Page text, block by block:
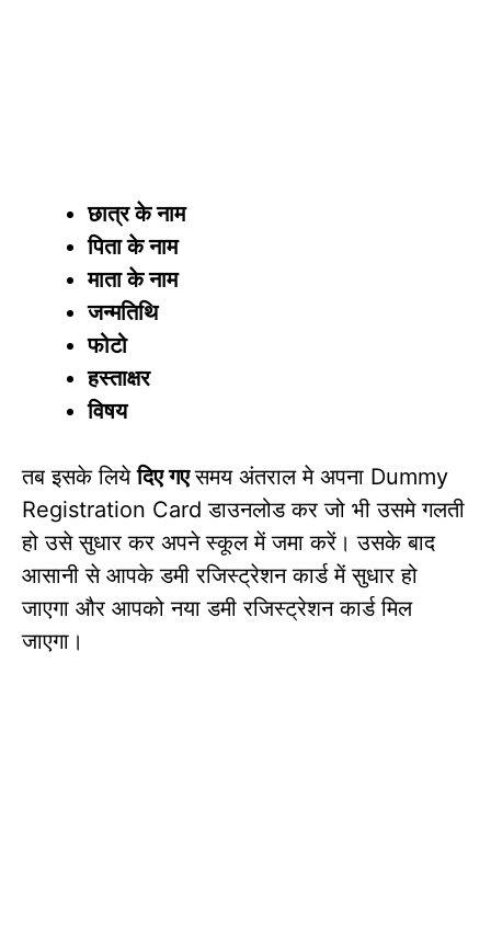
छात्र के नाम
पिता के नाम
माता के नाम
जन्मतिथि
फोटो
हस्ताक्षर
विषय
तब इसके लियेदिए गएसमय अंतराल मे अपना Dummy
Registration Card डाउनलोड कर जो भी उसमे गलती
हो उसे सुधार कर अपने स्कूल में जमा करें। उसके बाद
आसानी से आपके डमी रजिस्ट्रेशन कार्ड में सुधार हो
जाएगा और आपको नया डमी रजिस्ट्रेशन कार्ड मिल
जाएगा।